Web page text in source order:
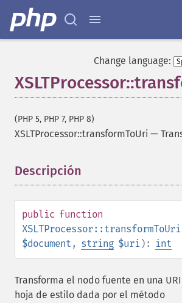
Change language:
(PHP 5, PHP 7, PHP 8)
XSLTProcessor::transformToUri —
Descripción
public function
XSLTProcessor::transformToUri
$document , string $uri): int
Transforma el nodo fuente en una
hoja de estilo dada por el método